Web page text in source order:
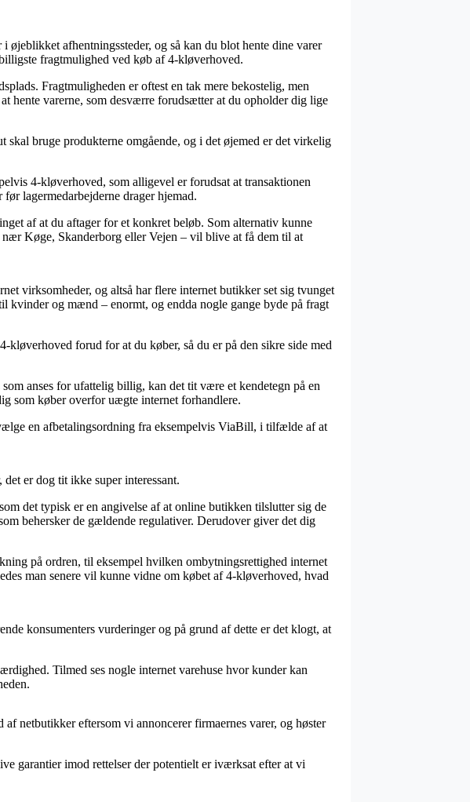
afhentningssteder, og så kan du blot hente dine varer
fragtmulighed ved køb af 4-kløverhoved.
Fragtmuligheden er oftest en tak mere bekostelig, men
hente varerne, som desværre forudsætter at du opholder dig lige
bruge produkterne omgående, og i det øjemed er det virkelig
4-kløverhoved, som alligevel er forudsat at transaktionen
lagermedarbejderne drager hjemad.
af at du aftager for et konkret beløb. Som alternativ kunne
Køge, Skanderborg eller Vejen – vil blive at få dem til at
virksomheder, og altså har flere internet butikker set sig tvunget
kvinder og mænd – enormt, og endda nogle gange byde på fragt
forud for at du køber, så du er på den sikre side med
anses for ufattelig billig, kan det tit være et kendetegn på en
som køber overfor uægte internet forhandlere.
en afbetalingsordning fra eksempelvis ViaBill, i tilfælde af at
er dog tit ikke super interessant.
det typisk er en angivelse af at online butikken tilslutter sig de
behersker de gældende regulativer. Derudover giver det dig
på ordren, til eksempel hvilken ombytningsrettighed internet
man senere vil kunne vidne om købet af 4-kløverhoved, hvad
konsumenters vurderinger og på grund af dette er det klogt, at
Tilmed ses nogle internet varehuse hvor kunder kan
netbutikker eftersom vi annoncerer firmaernes varer, og høster
garantier imod rettelser der potentielt er iværksat efter at vi